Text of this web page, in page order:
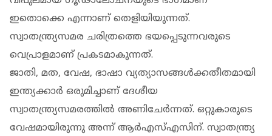
ഇതൊക്കെ എന്നാണ് തെളിയിയുന്നത്.
സ്വാതന്ത്ര്യസമര ചരിത്രത്തെ ഭയപ്പെടുന്നവരുടെ
വെപ്രാളമാണ് പ്രകടമാകുന്നത്.
ജാതി, മത, വേഷ, ഭാഷാ വ്യത്യാസങ്ങൾക്കതീതമായി
ഇന്ത്യക്കാർ ഒരുമിച്ചാണ് ദേശീയ
സ്വാതന്ത്ര്യസമരത്തിൽ അണിചേർന്നത്. ഒറ്റുകാരുടെ
വേഷമായിരുന്നു അന്ന് ആർഎസ്എസിന്. സ്വാതന്ത്ര്യ